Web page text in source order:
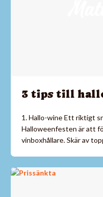
3 tips till
1. Hallo-wine Ett riktigt
Halloweenfesten är att
vinboxhållare. Skär av